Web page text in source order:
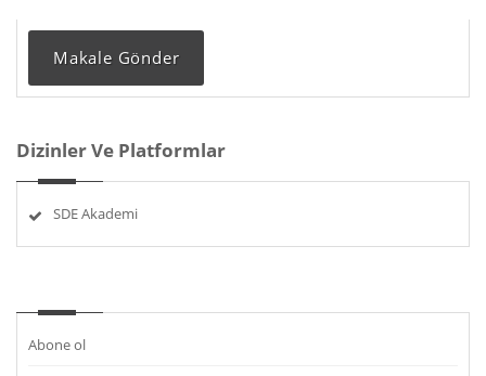
Makale Gönder
Dizinler Ve Platformlar
SDE Akademi
Abone ol